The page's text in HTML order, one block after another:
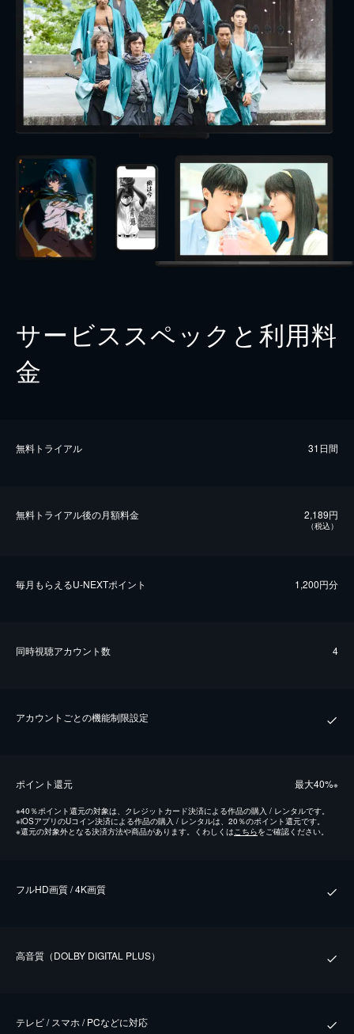
サービススペックと利用料
金
無料トライアル 31日間
無料トライアル後の⽉額料金 2,189円
（税込）
毎⽉もらえるU-NEXTポイント 1,200円分
同時視聴アカウント数 4
アカウントごとの機能制限設定
ポイント還元 最⼤40%※
※40％ポイント還元の対象は、クレジットカード決済による作品の購入 / レンタルです。
※iOSアプリのUコイン決済による作品の購入 / レンタルは、20％のポイント還元です。
※還元の対象外となる決済方法や商品があります。くわしくはこちらをご確認ください。
フルHD画質 / 4K画質
⾼⾳質（DOLBY DIGITAL PLUS）
テレビ / スマホ / PCなどに対応